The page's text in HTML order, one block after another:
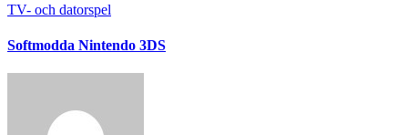
TV- och datorspel
Softmodda Nintendo 3DS